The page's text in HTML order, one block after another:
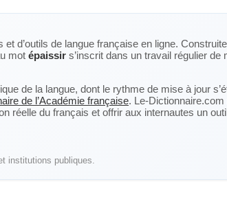
d’outils de langue française en ligne.
mot épaissir s’inscrit dans un travail régulier de
de la langue, dont le rythme de mise à jour
de l’Académie française. Le-
réelle du français et offrir aux internautes un
institutions publiques.